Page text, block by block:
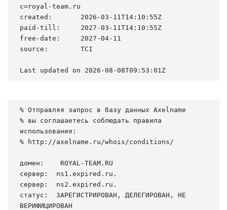
c=royal-team.ru
created:       2026-03-11T14:10:55Z
paid-till:     2027-03-11T14:10:55Z
free-date:     2027-04-11
source:        TCI
Last updated on 2026-08-08T09:53:01Z
% Отправляя запрос в базу данных Axelname
% вы соглашаетесь соблюдать правила
использования:
% http://axelname.ru/whois/conditions/
домен:    ROYAL-TEAM.RU
сервер:  ns1.expired.ru.
сервер:  ns2.expired.ru.
статус:  ЗАРЕГИСТРИРОВАН, ДЕЛЕГИРОВАН, НЕ
ВЕРИФИЦИРОВАН